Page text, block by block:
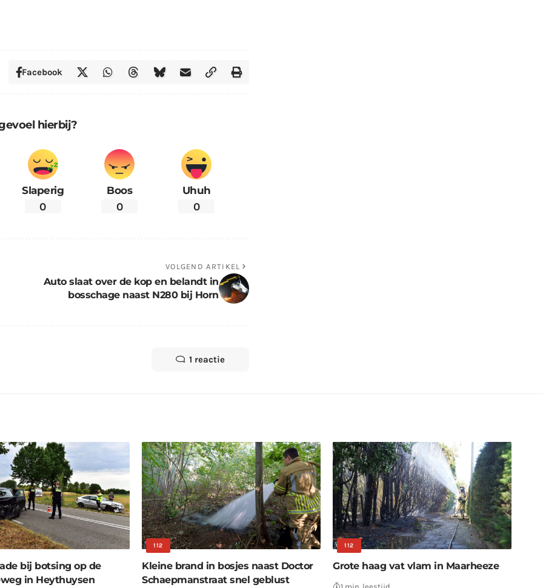
Facebook
hierbij?
Slaperig
0
Boos
0
Uhuh
0
VOLGEND ARTIKEL
Auto slaat over de kop en belandt in
bosschage naast N280 bij Horn
1 reactie
bij botsing op de
in Heythuysen
112
Kleine brand in bosjes naast Doctor
Schaepmanstraat snel geblust
112
Grote haag vat vlam in Maarheeze